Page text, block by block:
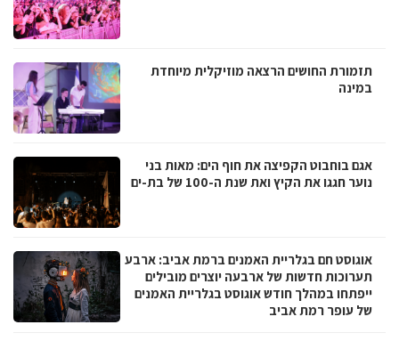
תזמורת החושים הרצאה מוזיקלית מיוחדת
במינה
אגם בוחבוט הקפיצה את חוף הים: מאות בני
נוער חגגו את הקיץ ואת שנת ה-100 של בת-ים
אוגוסט חם בגלריית האמנים ברמת אביב: ארבע
תערוכות חדשות של ארבעה יוצרים מובילים
ייפתחו במהלך חודש אוגוסט בגלריית האמנים
של עופר רמת אביב